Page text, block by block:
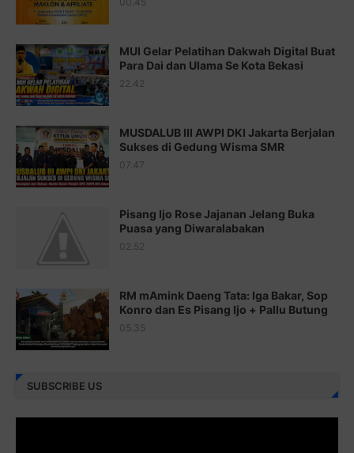
Juz 15 ⇨http://j.mp/2bFRQIM
Juz 17 ⇨http://j.mp/2brHsFz
Juz 18 ⇨http://j.mp/2b8SCfc
Juz 19 ⇨http://j.mp/2bFSq95
Juz 20 ⇨http://j.mp/2brI1zc
Juz 21 ⇨http://j.mp/2b8VcBO
http://j.mp/2bFRxNP
http://j.mp/2brItxm
Juz 25 ⇨http://j.mp/2brImlf
Juz 26 ⇨http://j.mp/2bFRHF2
MUI Gelar Pelatihan Dakwah Digital Buat
Para Dai dan Ulama Se Kota Bekasi
22.42
MUSDALUB III AWPI DKI Jakarta Berjalan
Sukses di Gedung Wisma SMR
07.47
Pisang Ijo Rose Jajanan Jelang Buka
Puasa yang Diwaralabakan
02.52
RM mAmink Daeng Tata: Iga Bakar, Sop
Konro dan Es Pisang Ijo + Pallu Butung
05.35
SUBSCRIBE US